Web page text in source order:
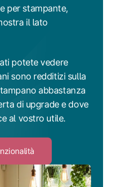
per stampante,
il lato
potete vedere
sono redditizi sulla
abbastanza
di upgrade e dove
al vostro utile.
to
Scoprite